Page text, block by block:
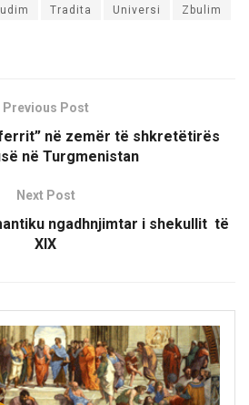
Tradita Universi Zbulim
Previous Post
në zemër të shkretëtirës
në Turgmenistan
Next Post
ngadhnjimtar i shekullit të
XIX